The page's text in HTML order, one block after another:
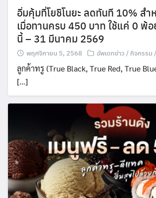
อิ่มคุ้มที่โยชิโนยะ ลดทันที 10% สำ
เมื่อทานครบ 450 บาท ใช้แค่ 0 พ้
นี้ – 31 มีนาคม 2569
พฤศจิกายน 5, 2568 อัพเดทข่าว / กิจกรรม
ลูกค้าทรู (True Black, True Red, True
[…]